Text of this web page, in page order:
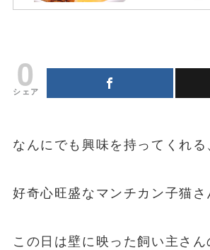
0
シェア
なんにでも興味を持ってくれる
好奇心旺盛なマンチカン子猫さ
この日は壁に映った飼い主さ